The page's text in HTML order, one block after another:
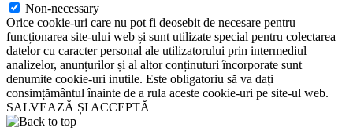
Non-necessary
Orice cookie-uri care nu pot fi deosebit de necesare pentru
funcționarea site-ului web și sunt utilizate special pentru colectarea
datelor cu caracter personal ale utilizatorului prin intermediul
analizelor, anunțurilor și al altor conținuturi încorporate sunt
denumite cookie-uri inutile. Este obligatoriu să va dați
consimțământul înainte de a rula aceste cookie-uri pe site-ul web.
SALVEAZĂ ȘI ACCEPTĂ